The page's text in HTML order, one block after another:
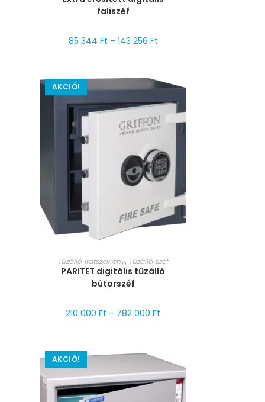
faliszéf
85 344 Ft – 143 256 Ft
AKCIÓ!
MÉRET VÁLASZTÁSA
Tűzálló iratszekrény, Tűzálló széf
PARITET digitális tűzálló
bútorszéf
210 000Ft – 782 000Ft
AKCIÓ!